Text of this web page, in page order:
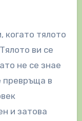
когато тялото
ви се
не се знае
превръща в
и затова